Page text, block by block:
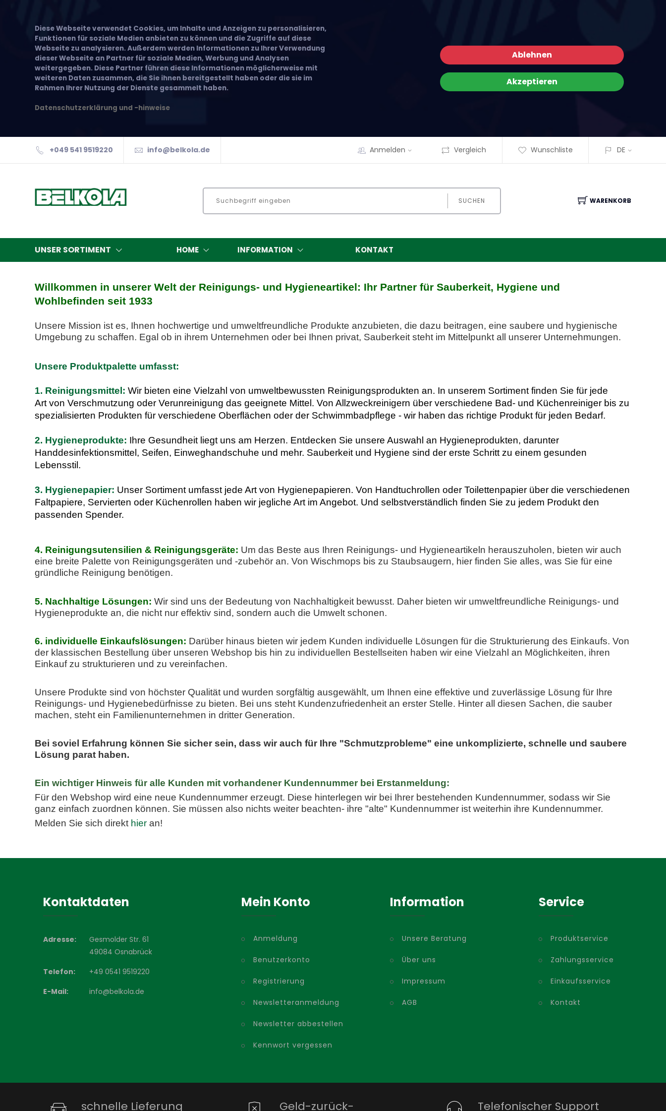
Diese Webseite verwendet Cookies, um Inhalte und Anzeigen zu personalisieren,
Funktionen für soziale Medien anbieten zu können und die Zugriffe auf diese
Webseite zu analysieren. Außerdem werden Informationen zu Ihrer Verwendung
dieser Webseite an Partner für soziale Medien, Werbung und Analysen
weitergegeben. Diese Partner führen diese Informationen möglicherweise mit
weiteren Daten zusammen, die Sie ihnen bereitgestellt haben oder die sie im
Rahmen Ihrer Nutzung der Dienste gesammelt haben.
Datenschutzerklärung und -hinweise
Ablehnen
Akzeptieren
+049 541 9519220 info@belkola.de Anmelden Vergleich Wunschliste DE
SUCHEN WARENKORB
UNSER SORTIMENT HOME INFORMATION KONTAKT
Willkommen in unserer Welt der Reinigungs- und Hygieneartikel: Ihr Partner für Sauberkeit, Hygiene und
Wohlbefinden seit 1933
Unsere Mission ist es, Ihnen hochwertige und umweltfreundliche Produkte anzubieten, die dazu beitragen, eine saubere und hygienische
Umgebung zu schaffen. Egal ob in ihrem Unternehmen oder bei Ihnen privat, Sauberkeit steht im Mittelpunkt all unserer Unternehmungen.
Unsere Produktpalette umfasst:
1. Reinigungsmittel: Wir bieten eine Vielzahl von umweltbewussten Reinigungsprodukten an. In unserem Sortiment finden Sie für jede
Art von Verschmutzung oder Verunreinigung das geeignete Mittel. Von Allzweckreinigern über verschiedene Bad- und Küchenreiniger bis zu
spezialisierten Produkten für verschiedene Oberflächen oder der Schwimmbadpflege - wir haben das richtige Produkt für jeden Bedarf.
2. Hygieneprodukte: Ihre Gesundheit liegt uns am Herzen. Entdecken Sie unsere Auswahl an Hygieneprodukten, darunter
Handdesinfektionsmittel, Seifen, Einweghandschuhe und mehr. Sauberkeit und Hygiene sind der erste Schritt zu einem gesunden
Lebensstil.
3. Hygienepapier: Unser Sortiment umfasst jede Art von Hygienepapieren. Von Handtuchrollen oder Toilettenpapier über die verschiedenen
Faltpapiere, Servierten oder Küchenrollen haben wir jegliche Art im Angebot. Und selbstverständlich finden Sie zu jedem Produkt den
passenden Spender.
4. Reinigungsutensilien & Reinigungsgeräte: Um das Beste aus Ihren Reinigungs- und Hygieneartikeln herauszuholen, bieten wir auch
eine breite Palette von Reinigungsgeräten und -zubehör an. Von Wischmops bis zu Staubsaugern, hier finden Sie alles, was Sie für eine
gründliche Reinigung benötigen.
5. Nachhaltige Lösungen: Wir sind uns der Bedeutung von Nachhaltigkeit bewusst. Daher bieten wir umweltfreundliche Reinigungs- und
Hygieneprodukte an, die nicht nur effektiv sind, sondern auch die Umwelt schonen.
6. individuelle Einkaufslösungen: Darüber hinaus bieten wir jedem Kunden individuelle Lösungen für die Strukturierung des Einkaufs. Von
der klassischen Bestellung über unseren Webshop bis hin zu individuellen Bestellseiten haben wir eine Vielzahl an Möglichkeiten, ihren
Einkauf zu strukturieren und zu vereinfachen. ​
Unsere Produkte sind von höchster Qualität und wurden sorgfältig ausgewählt, um Ihnen eine effektive und zuverlässige Lösung für Ihre
Reinigungs- und Hygienebedürfnisse zu bieten. Bei uns steht Kundenzufriedenheit an erster Stelle. Hinter all diesen Sachen, die sauber
machen, steht ein Familienunternehmen in dritter Generation.
Bei soviel Erfahrung können Sie sicher sein, dass wir auch für Ihre "Schmutzprobleme" eine unkomplizierte, schnelle und saubere
Lösung parat haben.
Ein wichtiger Hinweis für alle Kunden mit vorhandener Kundennummer bei Erstanmeldung:
Für den Webshop wird eine neue Kundennummer erzeugt. Diese hinterlegen wir bei Ihrer bestehenden Kundennummer, sodass wir Sie
ganz einfach zuordnen können. Sie müssen also nichts weiter beachten- ihre "alte" Kundennummer ist weiterhin ihre Kundennummer.
Melden Sie sich direkt hier an!
Kontaktdaten
Adresse:
Gesmolder Str. 61
49084 Osnabrück
Telefon:
+49 0541 9519220
E-Mail:
info@belkola.de
Mein Konto
Anmeldung
Benutzerkonto
Registrierung
Newsletteranmeldung
Newsletter abbestellen
Kennwort vergessen
Information
Unsere Beratung
Über uns
Impressum
AGB
Service
Produktservice
Zahlungsservice
Einkaufsservice
Kontakt
schnelle Lieferung Geld-zurück- Telefonischer Support